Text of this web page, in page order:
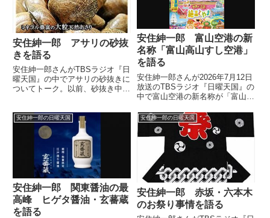
安住紳一郎 アサリの砂抜
きを語る
安住紳一郎さんがTBSラジオ『日
曜天国』の中でアサリの砂抜きに
ついてトーク。以前、砂抜き中の
安住紳一郎 富山空港の新
名称「富山高山すし空港」
を語る
安住紳一郎さんが2026年7月12日
放送のTBSラジオ『日曜天国』の
中で富山空港の新名称が「富山高
いて話していました。
安住紳一郎の日曜天国
安住紳一郎 関東醤油の最
高峰 ヒゲタ醤油・玄蕃蔵
を語る
安住紳一郎の日曜天国
安住紳一郎 赤坂・六本木
のお祭り事情を語る